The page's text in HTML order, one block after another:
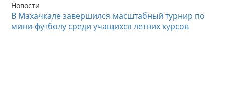
Новости
В Махачкале завершился масштабный турнир по
мини-футболу среди учащихся летних курсов